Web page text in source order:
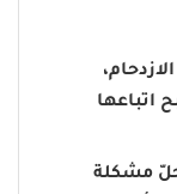
اتباعها
مشكلة